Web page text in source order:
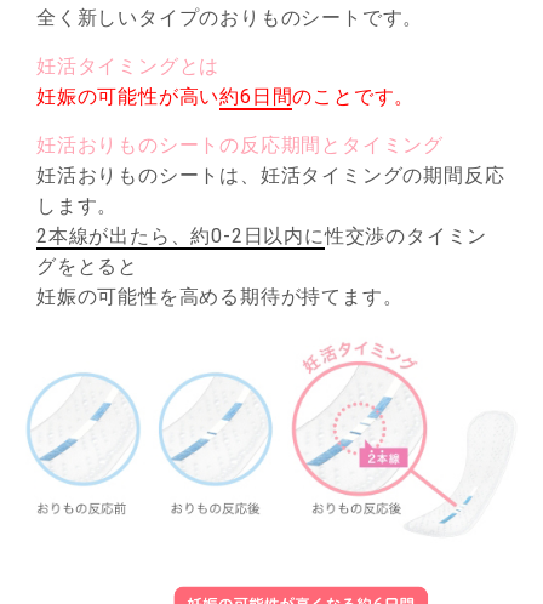
全く新しいタイプのおりものシートです。
妊活タイミングとは
妊娠の可能性が高い約6日間のことです。
妊活おりものシートの反応期間とタイミング
妊活おりものシートは、妊活タイミングの期間反応
します。
2本線が出たら、約0-2日以内に性交渉のタイミン
グをとると
妊娠の可能性を高める期待が持てます。